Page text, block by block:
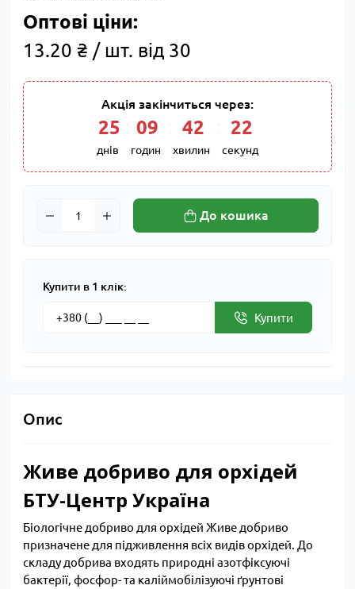
Оптові ціни:
13.20 ₴ / шт. від 30
Акція закінчиться через:
25
днів
09
годин
42
хвилин
22
секунд
До кошика
Купити в 1 клік:
Купити
Опис
Живе добриво для орхідей
БТУ-Центр Україна
Біологічне добриво для орхідей Живе добриво
призначене для підживлення всіх видів орхідей. До
складу добрива входять природні азотфіксуючі
бактерії, фосфор- та каліймобілізуючі ґрунтові